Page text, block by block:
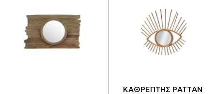
ΚΑΘΡΕΠΤΗΣ ΡΑΤTΑΝ